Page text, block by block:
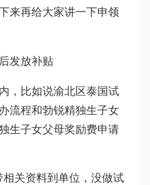
来再给大家讲一下申领
发放补贴
，比如说渝北区泰国试
流程和勃锐精独生子女
生子女父母奖励费申请
关资料到单位，没做试